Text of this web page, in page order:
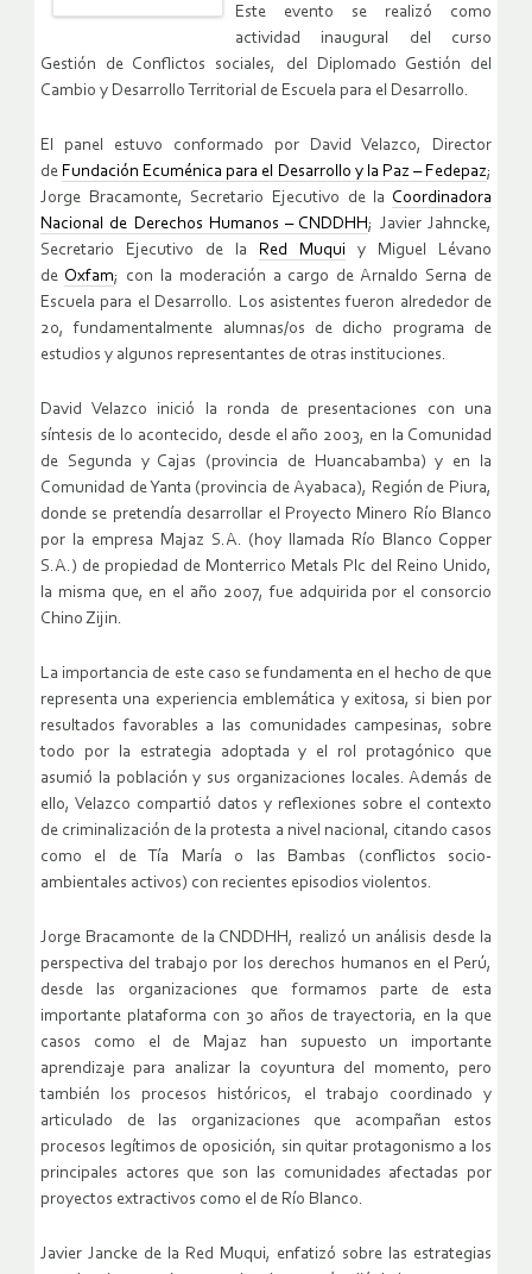
Este evento se realizó como
actividad inaugural del curso
Gestión de Conflictos sociales, del Diplomado Gestión del
Cambio y Desarrollo Territorial de Escuela para el Desarrollo.
El panel estuvo conformado por David Velazco, Director
de Fundación Ecuménica para el Desarrollo y la Paz – Fedepaz;
Jorge Bracamonte, Secretario Ejecutivo de la Coordinadora
Nacional de Derechos Humanos – CNDDHH; Javier Jahncke,
Secretario Ejecutivo de la
Red Muqui y Miguel Lévano
de Oxfam; con la moderación a cargo de Arnaldo Serna de
Escuela para el Desarrollo. Los asistentes fueron alrededor de
20, fundamentalmente alumnas/os de dicho programa de
estudios y algunos representantes de otras instituciones.
David Velazco inició la ronda de presentaciones con una
síntesis de lo acontecido, desde el año 2003, en la Comunidad
de Segunda y Cajas (provincia de Huancabamba) y en la
Comunidad de Yanta (provincia de Ayabaca), Región de Piura,
donde se pretendía desarrollar el Proyecto Minero Río Blanco
por la empresa Majaz S.A. (hoy llamada Río Blanco Copper
S.A.) de propiedad de Monterrico Metals Plc del Reino Unido,
la misma que, en el año 2007, fue adquirida por el consorcio
Chino Zijin.
La importancia de este caso se fundamenta en el hecho de que
representa una experiencia emblemática y exitosa, si bien por
resultados favorables a las comunidades campesinas, sobre
todo por la estrategia adoptada y el rol protagónico que
asumió la población y sus organizaciones locales. Además de
ello, Velazco compartió datos y reflexiones sobre el contexto
de criminalización de la protesta a nivel nacional, citando casos
como el de Tía María o las Bambas (conflictos socio-
ambientales activos) con recientes episodios violentos.
Jorge Bracamonte de la CNDDHH, realizó un análisis desde la
perspectiva del trabajo por los derechos humanos en el Perú,
desde las organizaciones que formamos parte de esta
importante plataforma con 30 años de trayectoria, en la que
casos como el de Majaz han supuesto un importante
aprendizaje para analizar la coyuntura del momento, pero
también los procesos históricos, el trabajo coordinado y
articulado de las organizaciones que acompañan estos
procesos legítimos de oposición, sin quitar protagonismo a los
principales actores que son las comunidades afectadas por
proyectos extractivos como el de Río Blanco.
Javier Jancke de la Red Muqui, enfatizó sobre las estrategias